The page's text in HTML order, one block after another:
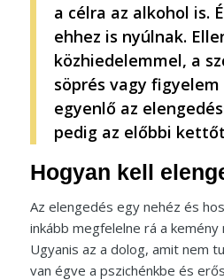
a célra az alkohol is.
ehhez is nyúlnak.
közhiedelemmel, a
söprés vagy
egyenlő az
pedig az előbbi
Hogyan kell
Az elengedés egy nehéz és
inkább megfelelne rá a kemény
Ugyanis az a dolog, amit nem
van égve a pszichénkbe és